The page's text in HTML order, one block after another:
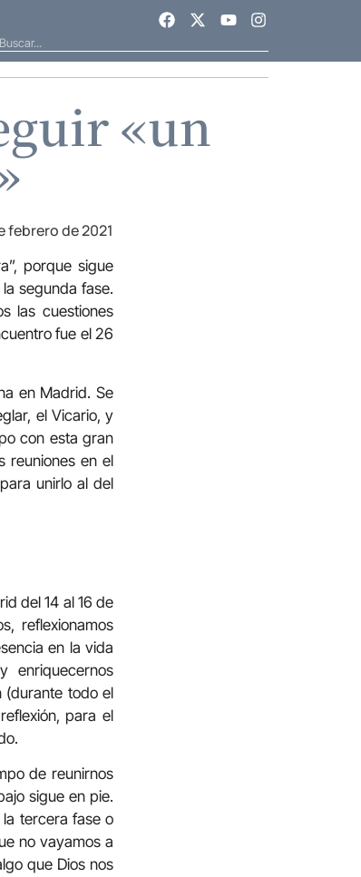
«un
febrero de 2021
porque sigue
segunda fase.
las cuestiones
fue el 26
en Madrid. Se
el Vicario, y
con esta gran
reuniones en el
unirlo al del
del 14 al 16 de
reflexionamos
en la vida
enriquecernos
(durante todo el
para el
de reunirnos
sigue en pie.
la tercera fase o
no vayamos a
que Dios nos